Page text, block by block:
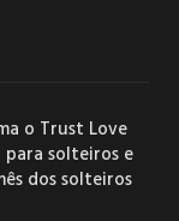
o Trust Love
solteiros e
dos solteiros